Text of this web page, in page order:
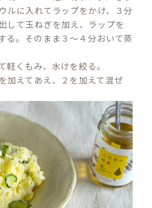
ルに入れてラップをかけ、３分
して玉ねぎを加え、ラップを
る。そのまま３～４分おいて蒸
軽くもみ、水けを絞る。
加えてあえ、２を加えて混ぜ